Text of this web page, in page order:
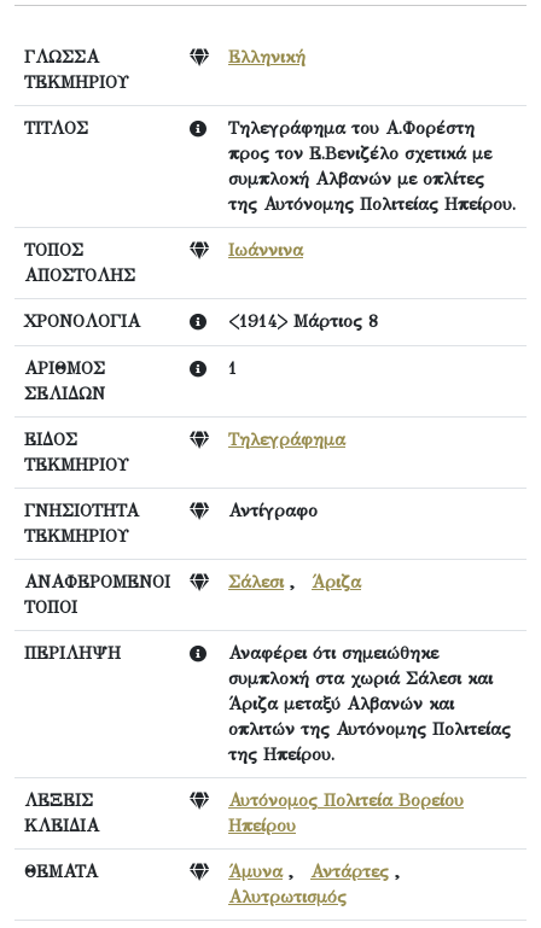
ΓΛΩΣΣΑ
ΤΕΚΜΗΡΙΟΥ
Ελληνική
ΤΙΤΛΟΣ
Τηλεγράφημα του Α.Φορέστη
προς τον Ε.Βενιζέλο σχετικά με
συμπλοκή Αλβανών με οπλίτες
της Αυτόνομης Πολιτείας Ηπείρου.
ΤΟΠΟΣ
ΑΠΟΣΤΟΛΗΣ
Ιωάννινα
ΧΡΟΝΟΛΟΓΙΑ <1914> Μάρτιος 8
ΑΡΙΘΜΟΣ
ΣΕΛΙΔΩΝ
1
ΕΙΔΟΣ
ΤΕΚΜΗΡΙΟΥ
Τηλεγράφημα
ΓΝΗΣΙΟΤΗΤΑ
ΤΕΚΜΗΡΙΟΥ
Αντίγραφο
ΑΝΑΦΕΡΟΜΕΝΟΙ
ΤΟΠΟΙ
Σάλεσι, Άριζα
ΠΕΡΙΛΗΨΗ
Αναφέρει ότι σημειώθηκε
συμπλοκή στα χωριά Σάλεσι και
Άριζα μεταξύ Αλβανών και
οπλιτών της Αυτόνομης Πολιτείας
της Ηπείρου.
ΛΕΞΕΙΣ
ΚΛΕΙΔΙΑ
Αυτόνομος Πολιτεία Βορείου
Ηπείρου
ΘΕΜΑΤΑ Άμυνα, Αντάρτες ,
Αλυτρωτισμός